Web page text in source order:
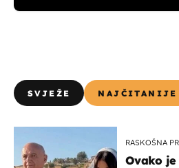
SVJEŽE NAJČITANIJE
RASKOŠNA
Ovako